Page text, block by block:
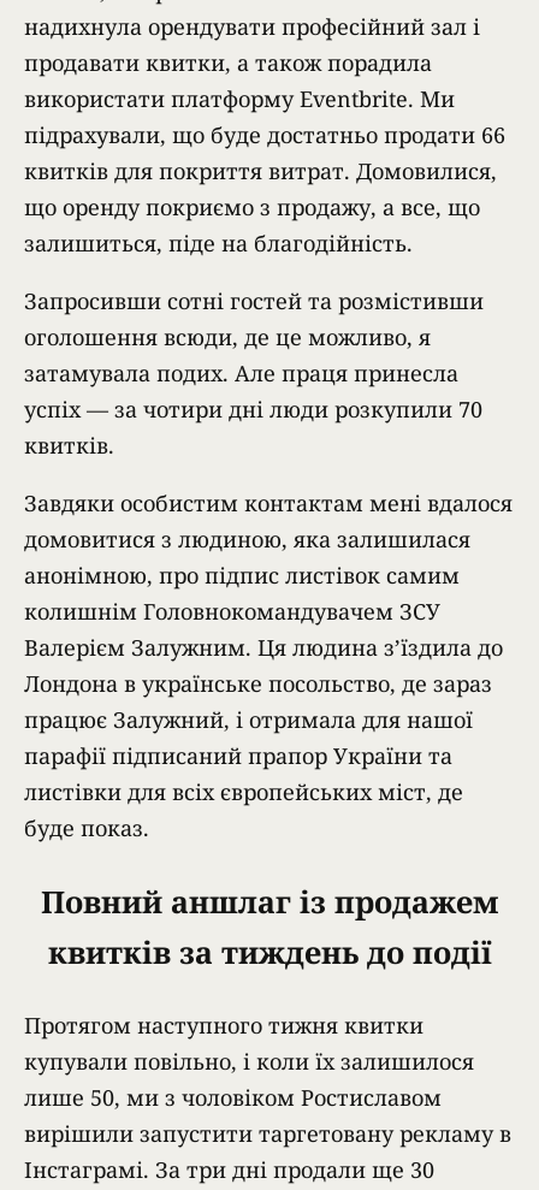
надихнула орендувати професійний зал і
продавати квитки, а також порадила
використати платформу Eventbrite. Ми
підрахували, що буде достатньо продати 66
квитків для покриття витрат. Домовилися,
що оренду покриємо з продажу, а все, що
залишиться, піде на благодійність.
Запросивши сотні гостей та розмістивши
оголошення всюди, де це можливо, я
затамувала подих. Але праця принесла
успіх — за чотири дні люди розкупили 70
квитків.
Завдяки особистим контактам мені вдалося
домовитися з людиною, яка залишилася
анонімною, про підпис листівок самим
колишнім Головнокомандувачем ЗСУ
Валерієм Залужним. Ця людина з’їздила до
Лондона в українське посольство, де зараз
працює Залужний, і отримала для нашої
парафії підписаний прапор України та
листівки для всіх європейських міст, де
буде показ.
Повний аншлаг із продажем
квитків за тиждень до події
Протягом наступного тижня квитки
купували повільно, і коли їх залишилося
лише 50, ми з чоловіком Ростиславом
вирішили запустити таргетовану рекламу в
Інстаграмі. За три дні продали ще 30